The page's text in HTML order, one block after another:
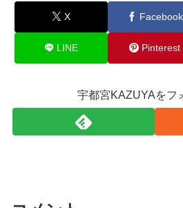
X Facebook
LINE Pinterest
宇都宮KAZUYAをフ